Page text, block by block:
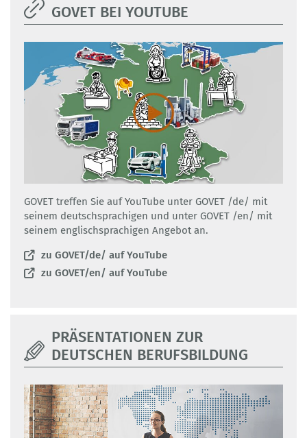
GOVET BEI YOUTUBE
GOVET treffen Sie auf YouTube unter GOVET /de/ mit
seinem deutschsprachigen und unter GOVET /en/ mit
seinem englischsprachigen Angebot an.
zu GOVET/de/ auf YouTube
zu GOVET/en/ auf YouTube
PRÄSENTATIONEN ZUR
DEUTSCHEN BERUFSBILDUNG